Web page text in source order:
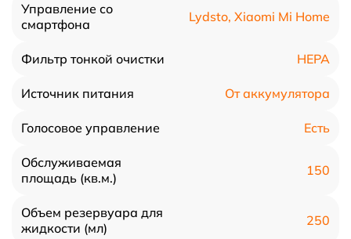
Управление со
смартфона
Lydsto, Xiaomi Mi Home
Фильтр тонкой очистки HEPA
Источник питания От аккумулятора
Голосовое управление Есть
Обслуживаемая
площадь (кв.м.)
150
Объем резервуара для
жидкости (мл)
250